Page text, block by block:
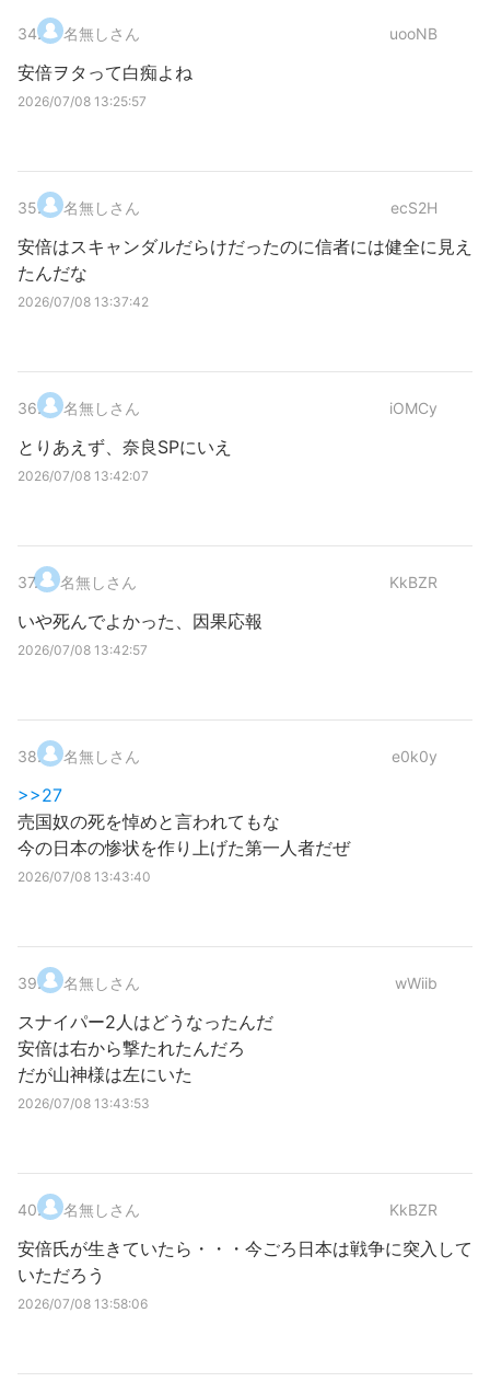
34. 名無しさん uooNB
安倍ヲタって白痴よね
2026/07/08 13:25:57
35. 名無しさん ecS2H
安倍はスキャンダルだらけだったのに信者には健全に見え
たんだな
2026/07/08 13:37:42
36. 名無しさん iOMCy
とりあえず、奈良SPにいえ
2026/07/08 13:42:07
37. 名無しさん KkBZR
いや死んでよかった、因果応報
2026/07/08 13:42:57
38. 名無しさん e0k0y
>>27
売国奴の死を悼めと言われてもな
今の日本の惨状を作り上げた第一人者だぜ
2026/07/08 13:43:40
39. 名無しさん wWiib
スナイパー2人はどうなったんだ
安倍は右から撃たれたんだろ
だが山神様は左にいた
2026/07/08 13:43:53
40. 名無しさん KkBZR
安倍氏が生きていたら・・・今ごろ日本は戦争に突入して
いただろう
2026/07/08 13:58:06